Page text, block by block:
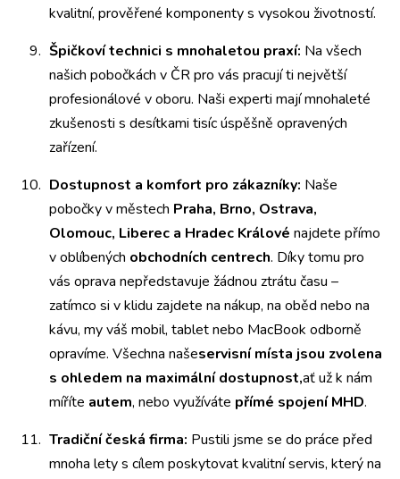
kvalitní, prověřené komponenty s vysokou životností.
Špičkoví technici s mnohaletou praxí: Na všech
našich pobočkách v ČR pro vás pracují ti největší
profesionálové v oboru. Naši experti mají mnohaleté
zkušenosti s desítkami tisíc úspěšně opravených
zařízení.
Dostupnost a komfort pro zákazníky: Naše
pobočky v městech Praha, Brno, Ostrava,
Olomouc, Liberec a Hradec Králové najdete přímo
v oblíbených obchodních centrech. Díky tomu pro
vás oprava nepředstavuje žádnou ztrátu času –
zatímco si v klidu zajdete na nákup, na oběd nebo na
kávu, my váš mobil, tablet nebo MacBook odborně
opravíme. Všechna našeservisní místa jsou zvolena
s ohledem na maximální dostupnost,ať už k nám
míříte autem, nebo využíváte přímé spojení MHD.
Tradiční česká firma: Pustili jsme se do práce před
mnoha lety s cílem poskytovat kvalitní servis, který na